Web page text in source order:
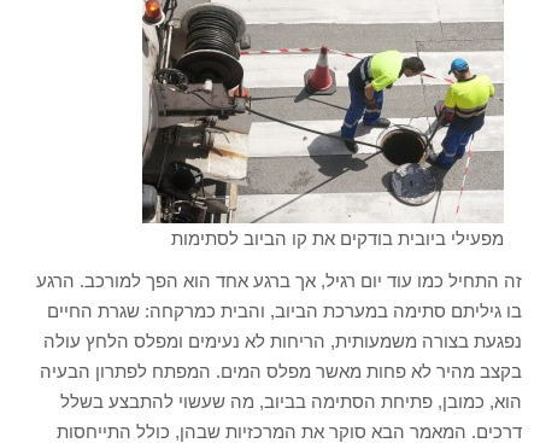
מפעילי ביובית בודקים את קו הביוב לסתימות
זה התחיל כמו עוד יום רגיל, אך ברגע אחד הוא הפך למורכב. הרגע
בו גיליתם סתימה במערכת הביוב, והבית כמרקחה: שגרת החיים
נפגעת בצורה משמעותית, הריחות לא נעימים ומפלס הלחץ עולה
בקצב מהיר לא פחות מאשר מפלס המים. המפתח לפתרון הבעיה
הוא, כמובן, פתיחת הסתימה בביוב, מה שעשוי להתבצע בשלל
דרכים. המאמר הבא סוקר את המרכזיות שבהן, כולל התייחסות